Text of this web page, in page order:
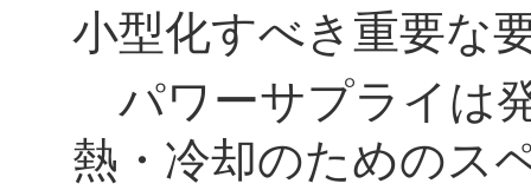
小型化すべき重要な
パワーサプライは
熱・冷却のためのス